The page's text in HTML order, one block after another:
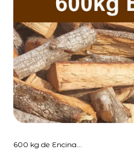
600 kg de Encina...